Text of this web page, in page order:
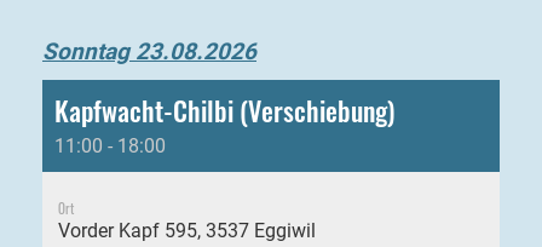
Sonntag 23.08.2026
Kapfwacht-Chilbi (Verschiebung)
11:00 - 18:00
Ort
Vorder Kapf 595, 3537 Eggiwil